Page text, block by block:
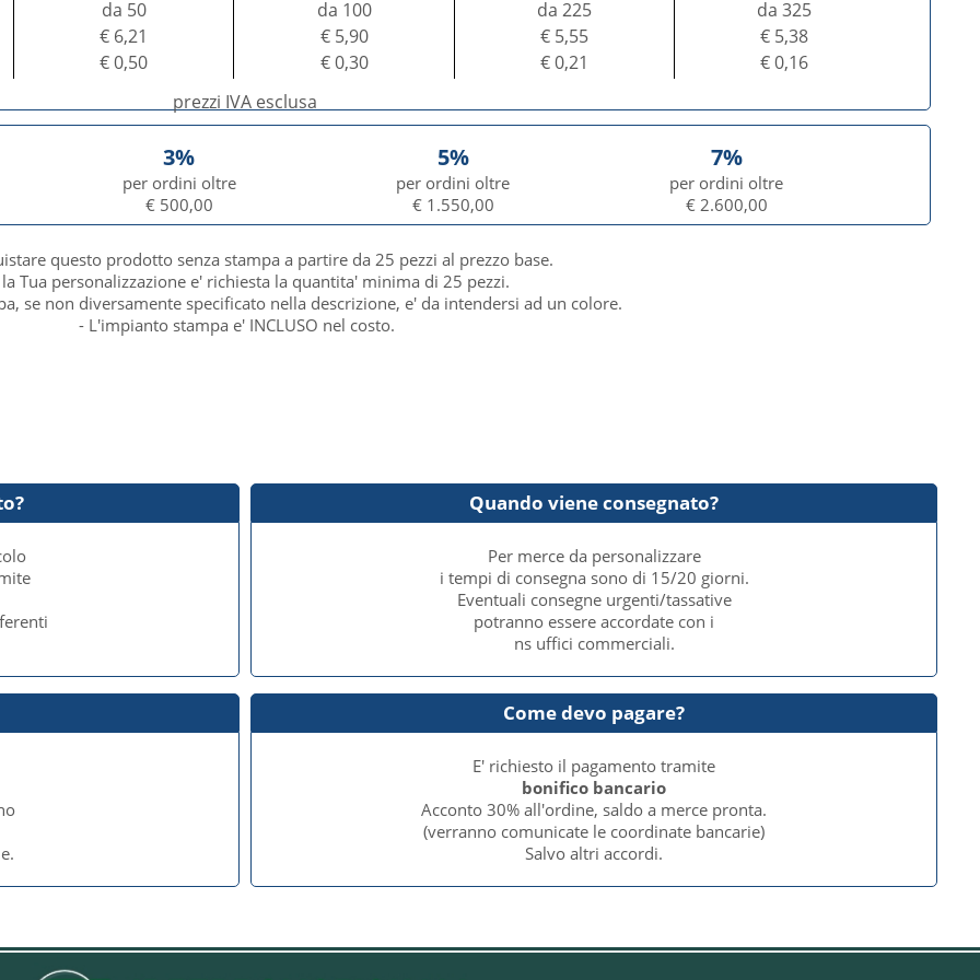
da 50
€ 6,21
€ 0,50
da 100
€ 5,90
€ 0,30
da 225
€ 5,55
€ 0,21
da 325
€ 5,38
€ 0,16
prezzi IVA esclusa
3%
per ordini oltre
€ 500,00
5%
per ordini oltre
€ 1.550,00
7%
per ordini oltre
€ 2.600,00
questo prodotto senza stampa a partire da 25 pezzi al prezzo base.
Tua personalizzazione e' richiesta la quantita' minima di 25 pezzi.
se non diversamente specificato nella descrizione, e' da intendersi ad un colore.
- L'impianto stampa e' INCLUSO nel costo.
Quando viene consegnato?
Per merce da personalizzare
i tempi di consegna sono di 15/20 giorni.
Eventuali consegne urgenti/tassative
potranno essere accordate con i
ns uffici commerciali.
Come devo pagare?
E' richiesto il pagamento tramite
bonifico bancario
Acconto 30% all'ordine, saldo a merce pronta.
(verranno comunicate le coordinate bancarie)
Salvo altri accordi.